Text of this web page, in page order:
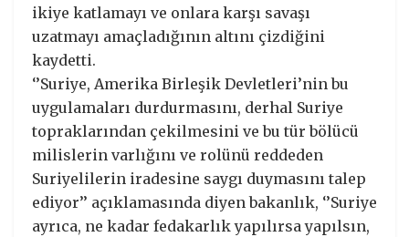
ikiye katlamayı ve onlara karşı savaşı
uzatmayı amaçladığının altını çizdiğini
kaydetti.
‘’Suriye, Amerika Birleşik Devletleri’nin bu
uygulamaları durdurmasını, derhal Suriye
topraklarından çekilmesini ve bu tür bölücü
milislerin varlığını ve rolünü reddeden
Suriyelilerin iradesine saygı duymasını talep
ediyor’’ açıklamasında diyen bakanlık, ‘’Suriye
ayrıca, ne kadar fedakarlık yapılırsa yapılsın,